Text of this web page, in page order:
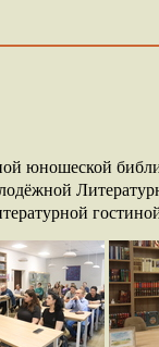
юношеской